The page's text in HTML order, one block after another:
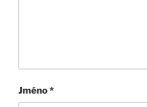
Jméno*